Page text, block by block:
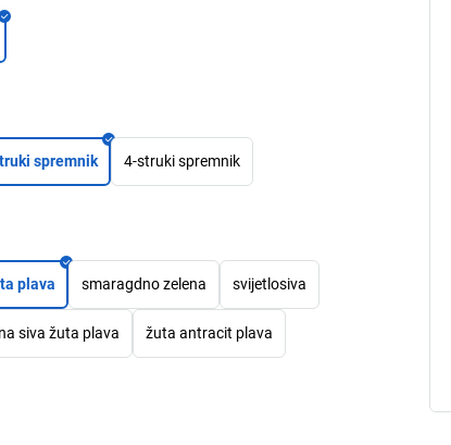
spremnik 4-struki spremnik
plava smaragdno zelena svijetlosiva
siva žuta plava žuta antracit plava